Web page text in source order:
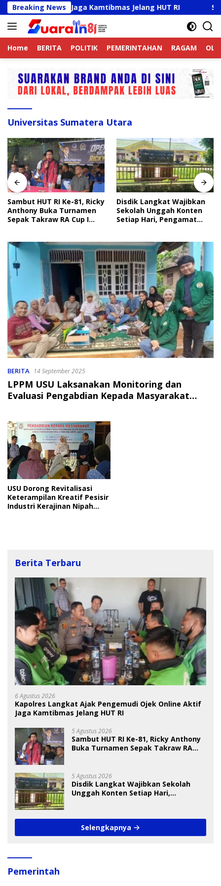
Langsung
ke
konten
Breaking News
Aktif Jaga Kamtibmas Jelang HUT RI Sambut
Home BERITA POLITIK PEMERINTAHAN RAGAM
Universitas Sumatera Utara
Sambut HUT RI Ke-81, Ricky
Anthony Buka Turnamen
Sepak Takraw RA Cup I
Disdik Langkat Wajibkan
Sekolah Unggah Konten
Setiap Hari, Pengamat
BERITA 14 September 2025
LPPM USU Laksanakan Monitoring dan
Evaluasi Pengabdian Kepada Masyarakat
USU Dorong Revitalisasi
Keterampilan Kreatif Pesisir
Industri Kerajinan Nipah
Berita Terbaru
6 Agustus 2026
Kapolres Langkat Ajak Pengemudi Ojek Online Aktif
Jaga Kamtibmas Jelang HUT RI
5 Agustus 2026
Sambut HUT RI Ke-81, Ricky Anthony
Buka Turnamen Sepak Takraw RA
5 Agustus 2026
Disdik Langkat Wajibkan Sekolah
Unggah Konten Setiap Hari,
Selengkapnya
Pemerintah